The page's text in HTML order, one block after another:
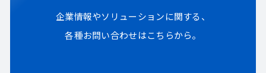
企業情報やソリューションに関する、
各種お問い合わせはこちらから。